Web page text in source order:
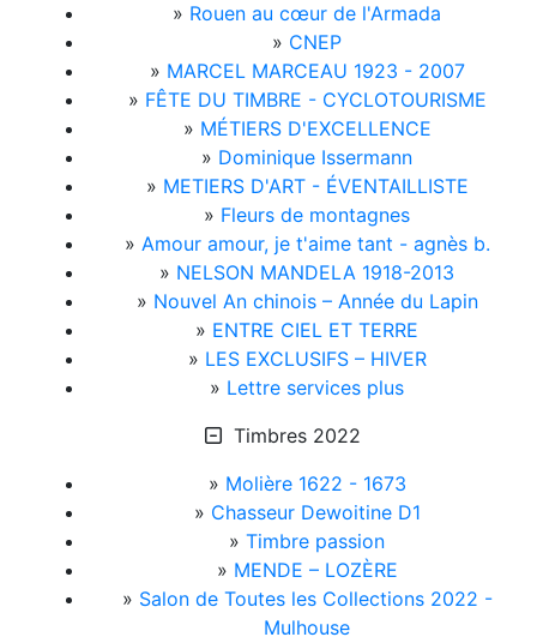
» Rouen au cœur de l'Armada
» CNEP
» MARCEL MARCEAU 1923 - 2007
» FÊTE DU TIMBRE - CYCLOTOURISME
» MÉTIERS D'EXCELLENCE
» Dominique Issermann
» METIERS D'ART - ÉVENTAILLISTE
» Fleurs de montagnes
» Amour amour, je t'aime tant - agnès b.
» NELSON MANDELA 1918-2013
» Nouvel An chinois – Année du Lapin
» ENTRE CIEL ET TERRE
» LES EXCLUSIFS – HIVER
» Lettre services plus
Timbres 2022
» Molière 1622 - 1673
» Chasseur Dewoitine D1
» Timbre passion
» MENDE – LOZÈRE
» Salon de Toutes les Collections 2022 -
Mulhouse